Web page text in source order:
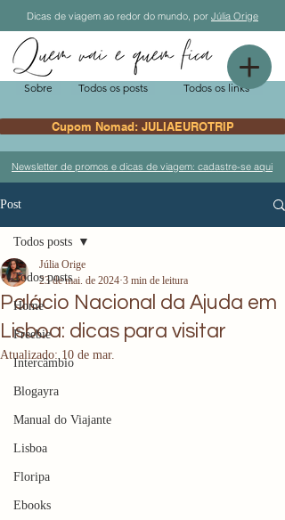
Sobre Todos os posts Todos os links
Cupom Nomad: JULIAEUROTRIP
Dicas de viagem ao redor do mundo, por Júlia Orige
Newsletter de promos e dicas de viagem: cadastre-se aqui
Post
Todos posts
Home
Freebie
Intercâmbio
Blogayra
Manual do Viajante
Lisboa
Floripa
Ebooks
Todos posts
Palácio Nacional da Ajuda em
Lisboa: dicas para visitar
Júlia Orige
23 de mai. de 2024 3 min de leitura
Atualizado: 10 de mar.